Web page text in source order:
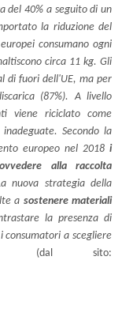
del 40% a seguito di un
la riduzione del
consumano ogni
circa 11 kg. Gli
di fuori dell'UE, ma per
(87%). A livello
viene riciclato come
Secondo la
europeo nel 2018 i
alla raccolta
nuova strategia della
a sostenere materiali
la presenza di
consumatori a scegliere
(dal sito: